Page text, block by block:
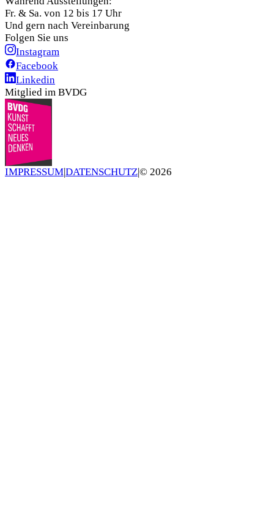
Fr. & Sa. von 12 bis 17 Uhr
Und gern nach Vereinbarung
Folgen Sie uns
Instagram
Facebook
Linkedin
Mitglied im BVDG
IMPRESSUM|DATENSCHUTZ|© 2026